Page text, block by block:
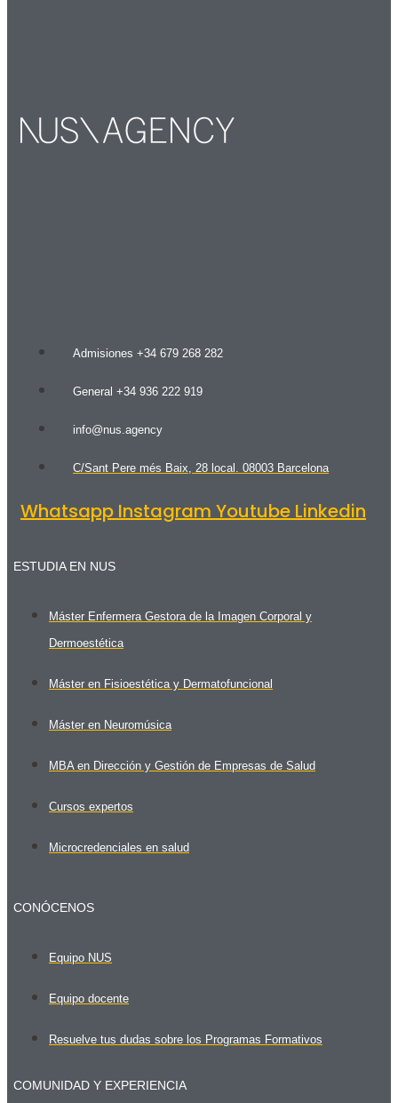
Admisiones +34 679 268 282
General +34 936 222 919
info@nus.agency
C/Sant Pere més Baix, 28 local. 08003 Barcelona
Whatsapp Instagram Youtube Linkedin
ESTUDIA EN NUS
Máster Enfermera Gestora de la Imagen Corporal y
Dermoestética
Máster en Fisioestética y Dermatofuncional
Máster en Neuromúsica
MBA en Dirección y Gestión de Empresas de Salud
Cursos expertos
Microcredenciales en salud
CONÓCENOS
Equipo NUS
Equipo docente
Resuelve tus dudas sobre los Programas Formativos
COMUNIDAD Y EXPERIENCIA